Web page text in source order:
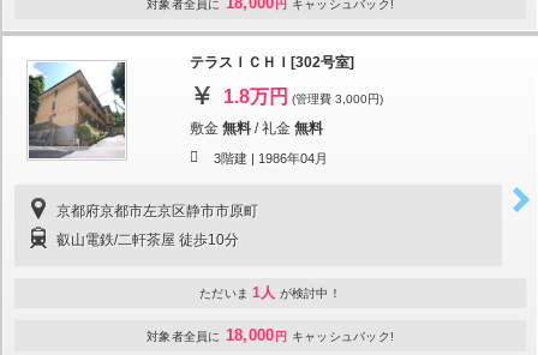
対象者全員に 円 キャッシュバック!
テラスＩＣＨＩ[302号室]
1.8万円 (管理費 3,000円)
敷金 無料 /礼金 無料
3階建 | 1986年04月
京都府京都市左京区静市市原町
叡山電鉄/二軒茶屋 徒歩10分
ただいま 1人 が検討中！
対象者全員に 18,000 円 キャッシュバック!